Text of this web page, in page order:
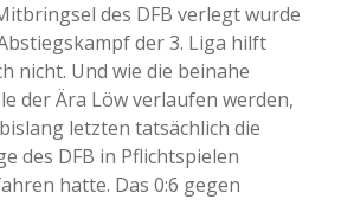
des DFB verlegt wurde
der 3. Liga hilft
nicht. Und wie die beinahe
der Ära Löw verlaufen werden,
letzten tatsächlich die
des DFB in Pflichtspielen
hatte. Das 0:6 gegen